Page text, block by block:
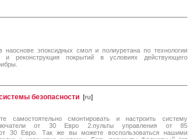
наоснове эпоксидных смол и полиуретана по технологии
реконструкция покрытий в условиях действующего
безопасности [ru]
смонтировать и настроить систему
от 30 Евро 2.пульты управления от 85
от 30 Евро. Так же вы можете воспользоваться нашими